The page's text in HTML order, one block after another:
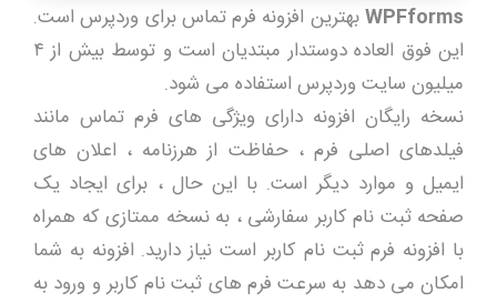
WPFformsبهترین افزونه فرم تماس برای وردپرس است.
این فوق العاده دوستدار مبتدیان است و توسط بیش از ۴
میلیون سایت وردپرس استفاده می شود.
نسخه رایگان افزونه دارای ویژگی های فرم تماس مانند
فیلدهای اصلی فرم ، حفاظت از هرزنامه ، اعلان های
ایمیل و موارد دیگر است. با این حال ، برای ایجاد یک
صفحه ثبت نام کاربر سفارشی ، به نسخه ممتازی که همراه
با افزونه فرم ثبت نام کاربر است نیاز دارید. افزونه به شما
امکان می دهد به سرعت فرم های ثبت نام کاربر و ورود به